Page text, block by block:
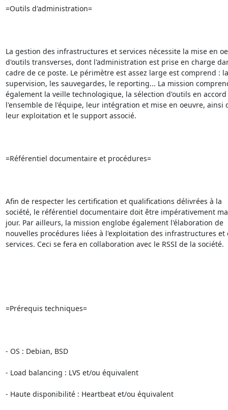
=Outils d'administration=
La gestion des infrastructures et services nécessite la mise en
d'outils transverses, dont l'administration est prise en charge
cadre de ce poste. Le périmètre est assez large est comprend : la
supervision, les sauvegardes, le reporting... La mission
également la veille technologique, la sélection d'outils en accord
l'ensemble de l'équipe, leur intégration et mise en oeuvre, ainsi
leur exploitation et le support associé.
=Référentiel documentaire et procédures=
Afin de respecter les certification et qualifications délivrées à la
société, le référentiel documentaire doit être impérativement
jour. Par ailleurs, la mission englobe également l'élaboration de
nouvelles procédures liées à l'exploitation des infrastructures et
services. Ceci se fera en collaboration avec le RSSI de la société.
=Prérequis techniques=
- OS : Debian, BSD
- Load balancing : LVS et/ou équivalent
- Haute disponibilité : Heartbeat et/ou équivalent